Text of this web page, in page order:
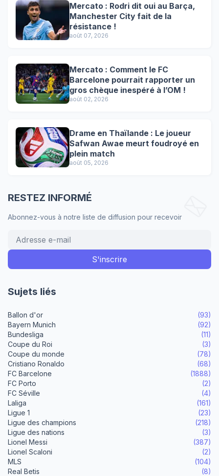
Mercato : Rodri dit oui au Barça,
Manchester City fait de la
résistance !
août 07, 2026
Mercato : Comment le FC
Barcelone pourrait rapporter un
gros chèque inespéré à l’OM !
août 02, 2026
Drame en Thaïlande : Le joueur
Safwan Awae meurt foudroyé en
plein match
août 05, 2026
RESTEZ INFORMÉ
Abonnez-vous à notre liste de diffusion pour recevoir
Sujets liés
Ballon d'or
(93)
Bayern Munich
(92)
Bundesliga
(11)
Coupe du Roi
(3)
Coupe du monde
(78)
Cristiano Ronaldo
(68)
FC Barcelone
(1888)
FC Porto
(2)
FC Séville
(4)
Laliga
(161)
Ligue 1
(23)
Ligue des champions
(218)
Ligue des nations
(3)
Lionel Messi
(387)
Lionel Scaloni
(2)
MLS
(104)
Real Betis
(8)